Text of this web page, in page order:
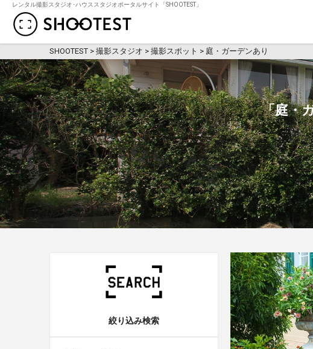
レンタル撮影スタジオ･ハウススタジオポータルサイト「SHOOTEST」
SHOOTEST > 撮影スタジオ > 撮影スポット > 庭・ガーデンあり
「庭・
絞り込み検索